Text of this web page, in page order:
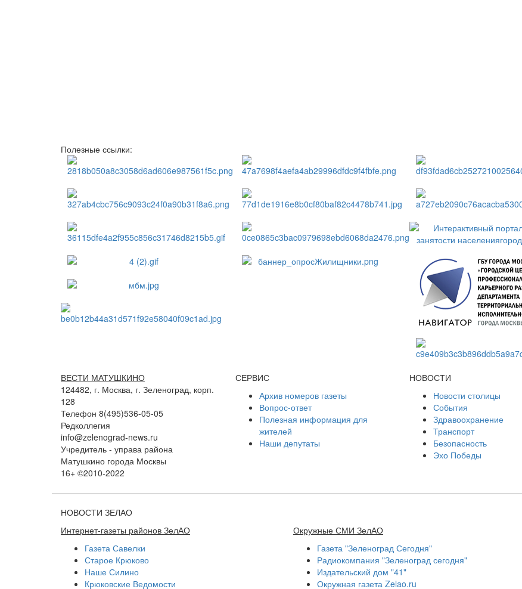
Полезные ссылки:
ВЕСТИ МАТУШКИНО
124482, г. Москва, г. Зеленоград, корп.
128
Телефон 8(495)536-05-05
Редколлегия
info@zelenograd-news.ru
Учредитель - управа района
Матушкино города Москвы
16+ ©2010-2022
СЕРВИС
Архив номеров газеты
Вопрос-ответ
Полезная информация для
жителей
Наши депутаты
НОВОСТИ
Новости столицы
События
Здравоохранение
Транспорт
Безопасность
Эхо Победы
НОВОСТИ ЗЕЛАО
Интернет-газеты районов ЗелАО
Газета Савелки
Старое Крюково
Наше Силино
Крюковские Ведомости
Окружные СМИ ЗелАО
Газета "Зеленоград Сегодня"
Радиокомпания "Зеленоград сегодня"
Издательский дом "41"
Окружная газета Zelao.ru